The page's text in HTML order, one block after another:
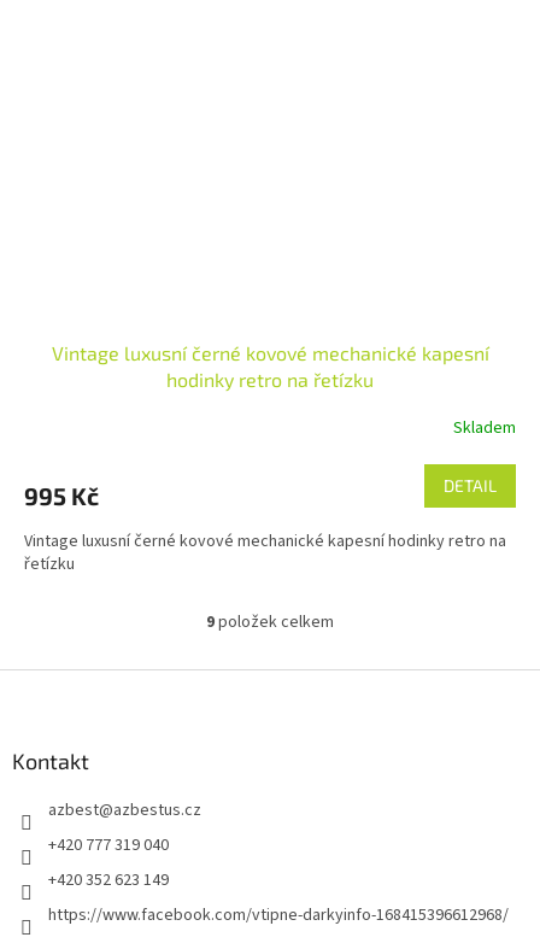
Vintage luxusní černé kovové mechanické kapesní
hodinky retro na řetízku
Skladem
995 Kč DETAIL
Vintage luxusní černé kovové mechanické kapesní hodinky retro na
řetízku
O
l
y
v
9položek celkem
Kontakt
azbest@azbestus.cz
+420 777 319 040
+420 352 623 149
https://www.facebook.com/vtipne-darkyinfo-168415396612968/